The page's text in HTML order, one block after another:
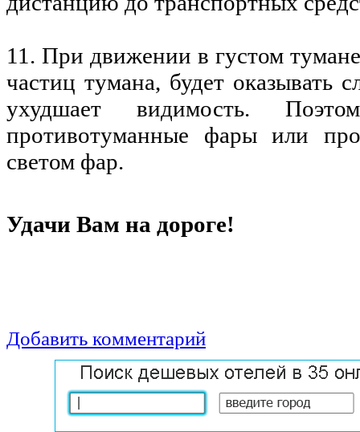
11. При движении в густом
частиц тумана, будет оказывать
ухудшает видимость.
противотуманные фары или
светом фар.
Удачи Вам на дороге!
Добавить комментарий